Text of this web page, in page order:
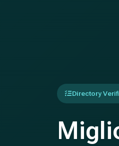
Directory